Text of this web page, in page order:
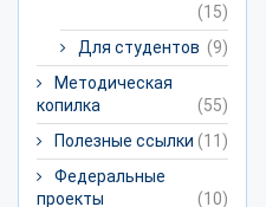
(15)
Для студентов (9)
Методическая
копилка
(55)
Полезные ссылки (11)
Федеральные
проекты
(10)